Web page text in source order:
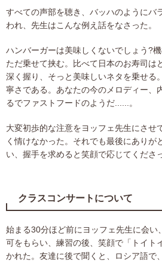
すべての声部を聴き、バッハのようにバ
われ、先生はこんな例え話をなさった。
ハンバーガーは美味しくないでしょう?
ただ乗せて挟む。比べて日本のお寿司は
深く握り、そっと美味しいネタを乗せる
寧さである。あなたの今のメロディー、
るでファストフードのようだ......。
大変初歩的な注意をヨッフェ先生にさせ
く情けなかった。それでも最後にありが
い、握手を求めると笑顔で応じてくださ
クラスコンサートについて
始まる30分ほど前にヨッフェ先生に会い
可をもらい、練習の後、笑顔で「トイト
かれた。友達に後で聞くと、ロシア語で